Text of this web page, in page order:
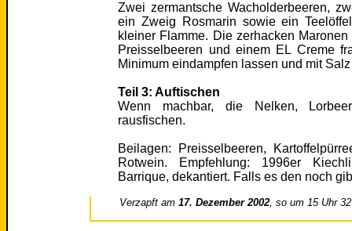
Zwei zermantsche Wacholderbeeren,
ein Zweig Rosmarin sowie ein
kleiner Flamme. Die zerhacken
Preisselbeeren und einem EL Creme
Minimum eindampfen lassen und mit
Teil 3: Auftischen
Wenn machbar, die Nelken,
rausfischen.
Beilagen: Preisselbeeren,
Rotwein. Empfehlung: 1996er
Barrique, dekantiert. Falls es den noch
Verzapft am17. Dezember 2002, so um 15 Uhr 32